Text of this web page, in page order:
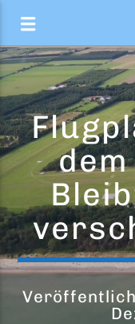
Aktueller Titel